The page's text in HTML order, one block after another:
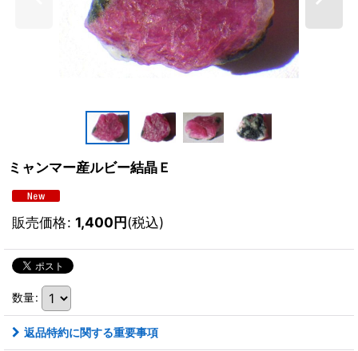
ミャンマー産ルビー結晶Ｅ
販売価格: 1,400円(税込)
数量:
返品特約に関する重要事項